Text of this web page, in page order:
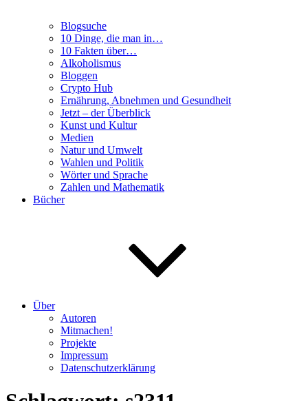
Blogsuche
10 Dinge, die man in…
10 Fakten über…
Alkoholismus
Bloggen
Crypto Hub
Ernährung, Abnehmen und Gesundheit
Jetzt – der Überblick
Kunst und Kultur
Medien
Natur und Umwelt
Wahlen und Politik
Wörter und Sprache
Zahlen und Mathematik
Bücher
Über
Autoren
Mitmachen!
Projekte
Impressum
Datenschutzerklärung